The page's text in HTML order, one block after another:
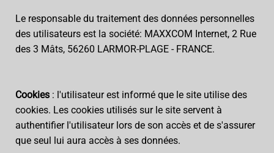
Le responsable du traitement des données personnelles
des utilisateurs est la société: MAXXCOM Internet, 2 Rue
des 3 Mâts, 56260 LARMOR-PLAGE - FRANCE.
Cookies : l'utilisateur est informé que le site utilise des
cookies. Les cookies utilisés sur le site servent à
authentifier l'utilisateur lors de son accès et de s'assurer
que seul lui aura accès à ses données.